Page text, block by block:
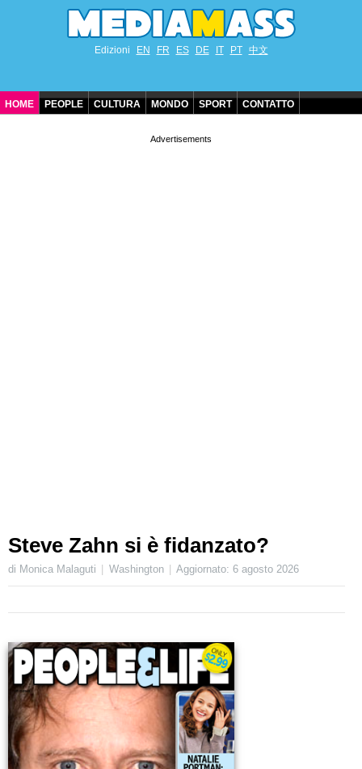
Edizioni EN FR ES DE IT PT 中文
HOME PEOPLE CULTURA MONDO SPORT CONTATTO
Steve Zahn si è fidanzato?
di Monica Malaguti Washington Aggiornato:6 agosto 2026